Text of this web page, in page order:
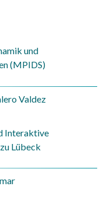
und
(MPIDS)
Valdez
Interaktive
Lübeck